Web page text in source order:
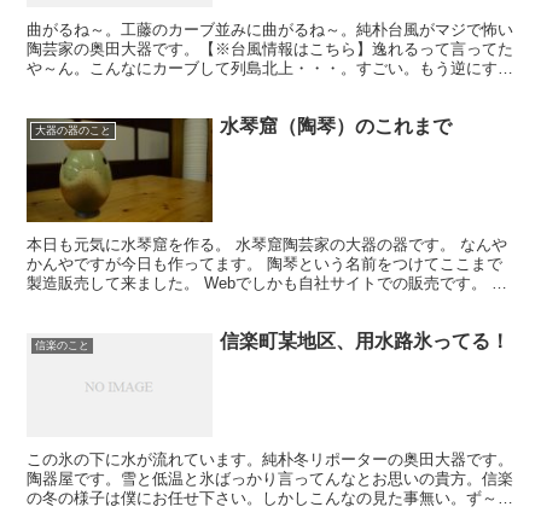
曲がるね～。工藤のカーブ並みに曲がるね～。純朴台風がマジで怖い
陶芸家の奥田大器です。【※台風情報はこちら】逸れるって言ってた
や～ん。こんなにカーブして列島北上・・・。すごい。もう逆にすご
大器の器のこと 水琴窟（陶琴）のこれまで
本日も元気に水琴窟を作る。 水琴窟陶芸家の大器の器です。 なんや
かんやですが今日も作ってます。 陶琴という名前をつけてここまで
製造販売して来ました。 Webでしかも自社サイトでの販売です。 メ
信楽のこと 信楽町某地区、用水路氷ってる！
この氷の下に水が流れています。純朴冬リポーターの奥田大器です。
陶器屋です。雪と低温と氷ばっかり言ってんなとお思いの貴方。信楽
の冬の様子は僕にお任せ下さい。しかしこんなの見た事無い。ず～っ